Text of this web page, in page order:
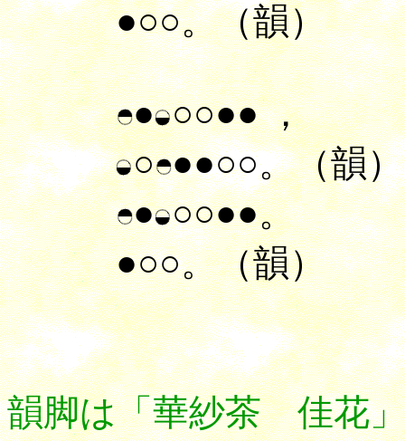
●○○。（韻）
● ○○●●，
○ ●●○○。（韻）
● ○○●●。
●○○。（韻）
韻脚は「華紗茶 佳花